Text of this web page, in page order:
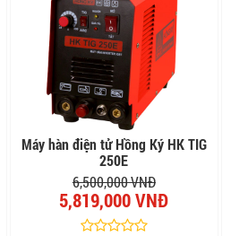
Máy hàn điện tử Hồng Ký HK TIG
250E
6,500,000 VNĐ
5,819,000 VNĐ